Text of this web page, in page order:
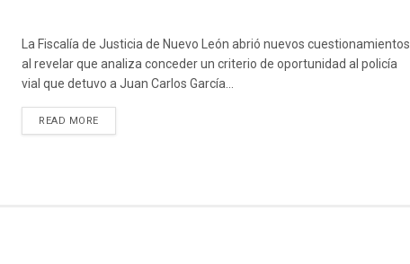
La Fiscalía de Justicia de Nuevo León abrió nuevos cuestionamientos
al revelar que analiza conceder un criterio de oportunidad al policía
vial que detuvo a Juan Carlos García...
READ MORE